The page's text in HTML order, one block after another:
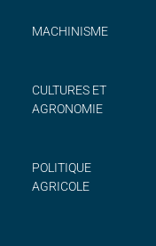
MACHINISME
CULTURES ET
AGRONOMIE
POLITIQUE
AGRICOLE